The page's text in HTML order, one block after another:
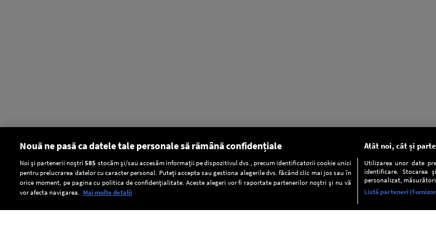
Setări:
Dark Mode
Nouă ne pasă ca datele tale personale să rămână confidențiale
Noi și partenerii noștri585 stocăm și/sau accesăm informații pe dispozitivul dvs., precum identificatorii cookie unici
pentru prelucrarea datelor cu caracter personal. Puteți accepta sau gestiona alegerile dvs. făcând clic mai jos sau în
orice moment, pe pagina cu politica de confidențialitate. Aceste alegeri vor fi raportate partenerilor noștri și nu vă
vor afecta navigarea. Mai multe detalii
Atât noi, cât și
Utilizarea unor date
identificare. Stocarea
personalizat,
Listă parteneri